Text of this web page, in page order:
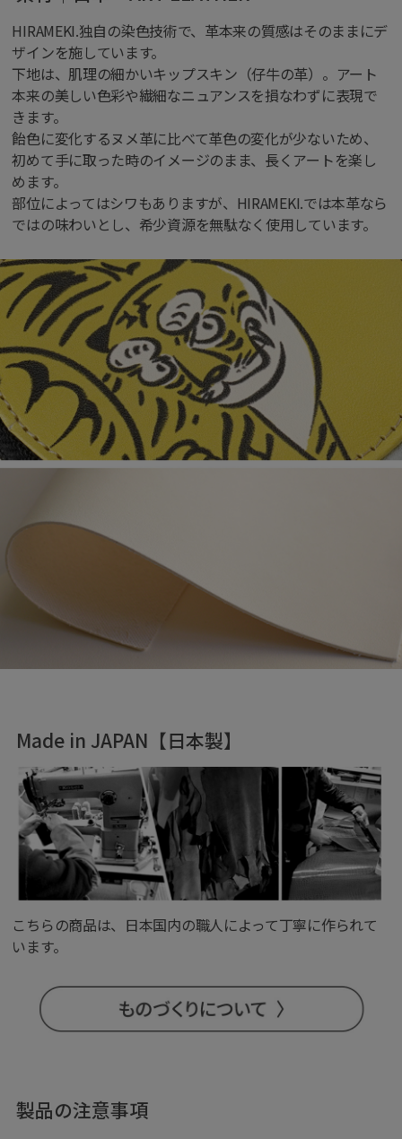
HIRAMEKI.独自の染色技術で、革本来の質感はそのままにデ
ザインを施しています。
下地は、肌理の細かいキップスキン（仔牛の革）。アート
本来の美しい色彩や繊細なニュアンスを損なわずに表現で
きます。
飴色に変化するヌメ革に比べて革色の変化が少ないため、
初めて手に取った時のイメージのまま、長くアートを楽し
めます。
部位によってはシワもありますが、HIRAMEKI.では本革なら
ではの味わいとし、希少資源を無駄なく使用しています。
Made in JAPAN【日本製】
こちらの商品は、日本国内の職人によって丁寧に作られて
います。
製品の注意事項